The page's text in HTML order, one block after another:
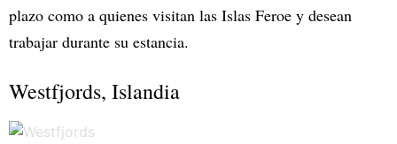
plazo como a quienes visitan las Islas Feroe y desean
trabajar durante su estancia.
Westfjords, Islandia